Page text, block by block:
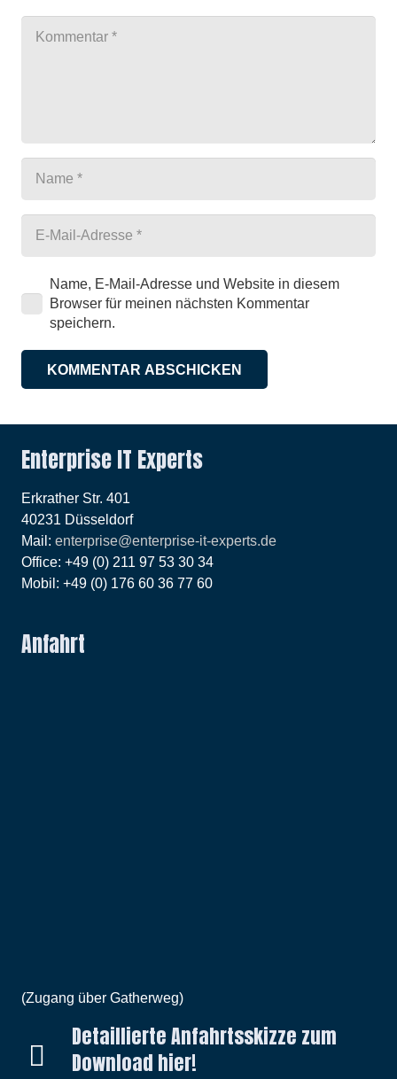
Name, E-Mail-Adresse und Website in diesem
Browser für meinen nächsten Kommentar
speichern.
KOMMENTAR ABSCHICKEN
Enterprise IT Experts
Erkrather Str. 401
40231 Düsseldorf
Mail: enterprise@enterprise-it-experts.de
Office: +49 (0) 211 97 53 30 34
Mobil: +49 (0) 176 60 36 77 60
Anfahrt
(Zugang über Gatherweg)
Detaillierte Anfahrtsskizze zum
Download hier!